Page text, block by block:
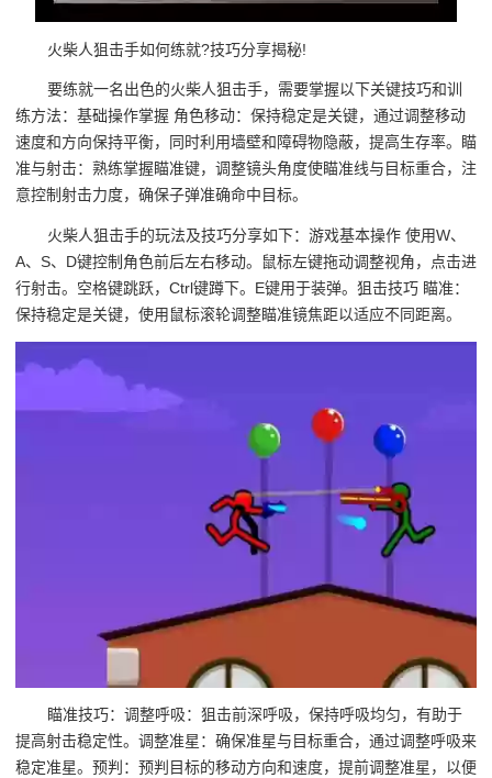
火柴人狙击手如何练就?技巧分享揭秘!
要练就一名出色的火柴人狙击手，需要掌握以下关键技巧和训
练方法：基础操作掌握 角色移动：保持稳定是关键，通过调整移动
速度和方向保持平衡，同时利用墙壁和障碍物隐蔽，提高生存率。瞄
准与射击：熟练掌握瞄准键，调整镜头角度使瞄准线与目标重合，注
意控制射击力度，确保子弹准确命中目标。
火柴人狙击手的玩法及技巧分享如下：游戏基本操作 使用W、
A、S、D键控制角色前后左右移动。鼠标左键拖动调整视角，点击进
行射击。空格键跳跃，Ctrl键蹲下。E键用于装弹。狙击技巧 瞄准：
保持稳定是关键，使用鼠标滚轮调整瞄准镜焦距以适应不同距离。
瞄准技巧：调整呼吸：狙击前深呼吸，保持呼吸均匀，有助于
提高射击稳定性。调整准星：确保准星与目标重合，通过调整呼吸来
稳定准星。预判：预判目标的移动方向和速度，提前调整准星，以便